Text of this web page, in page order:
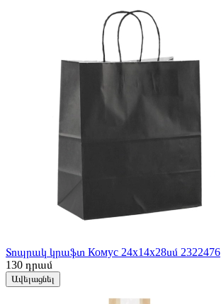
Տոպրակ կրաֆտ Комус 24х14х28սմ 2322476
130 դրամ
Ավելացնել